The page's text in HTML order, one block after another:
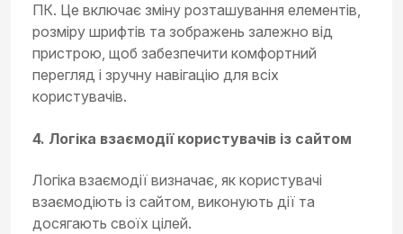
ПК. Це включає зміну розташування елементів,
розміру шрифтів та зображень залежно від
пристрою, щоб забезпечити комфортний
перегляд і зручну навігацію для всіх
користувачів.
4. Логіка взаємодії користувачів із сайтом
Логіка взаємодії визначає, як користувачі
взаємодіють із сайтом, виконують дії та
досягають своїх цілей.